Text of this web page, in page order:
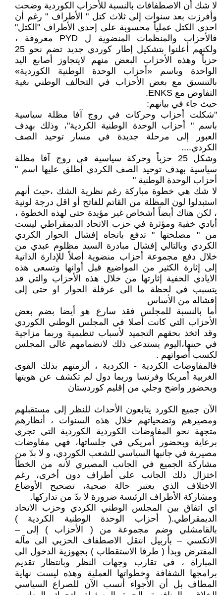
لا شك أن الاصطفافات بالنسبة للأحزاب الكوردية وضحت
وأفرزت بعد سنوات إلى ثلاث كتل " الأطراف " رغم أن
احدي الكتل عملياً محسوبة على إحدى الأطراف "الكتل"
فالأحزاب والمنظمات المنضوية ل PYD معروفة ،
ولكنهم أعلنوا بتشكيل إطار كوردي جديد تضم نحو 25
حزباً وهذه الأحزاب البعض منهم لايتجاوز أصابع اليد
الواحدة وباسم «أحزاب الوحدة الوطنية الكوردية»
بالتنسيق مع بعض الأحزاب في التحالف الوطني بغية
التفاوض مع ENKS.
حيث جاء في بيانهم:
"شكلت أحزاب وحركات في روج آفا مظلة سياسية
باسم " أحزاب الوحدة الوطنية الكردية"، وذلك بهدف
العبور إلى مرحلة جديدة في مسار توحيد الصف
الكردي....
وشكل 25 حزباً وحركة سياسية في روج آفا مظلة
سياسية بهدف توحيد الصف الكردي أطلق عليها اسم "
أحزاب الوحدة الوطنية "
لا شك هي خطوة مباركة رغم نظرية الشك ،حيث أنهم
استبدلوا لون المظلة من القاتم للفاتح أو اقل درجة لونية
، لكن هناك أيضاً أشخاص غير مؤيدة حتى لهذه الخطوة ،
أيادي خفية ومؤثرة في حزب الاتحاد الديمقراطي ليست
من " مصلحتها " تدفع باتجاه إفشال الحوار الكردي
الكردي وبالتالي إفشال مبادرة السيد مظلوم عبدي من
خلال دفع مجموعة أحزاب منضوية أصلاً للإدارة الذاتية
إلى إثارة الكثير من المواضيع قبل أوانها وتسعى هذه
الايادي الخفية إثارتها من خلال هذه الأحزاب والتي قد
يتسبب في لحظة ما الى عرقلة الحوار او حتى إلى
إفشاله من الأساس
أما بالنسبة للمجلس فقد سارع هو أيضا بضم بعض
الأحزاب التي كانت أصلا في المجلس الوطني الكوردي
وقد اتخذ بحقهم التجميد لأسباب تنظيمية وربما مزاجية
في حينها،اليوم يستدعى ذلك لانضمامهم غالى المجلس
لكسب أصواتهم .
فالمفاوضات الكردية - الكردية ، ألزمتهم بذلك القوى
الغربية أمريكا وفرنسا وربما دول لم تكشف عن هويتها
وبحضور واضح وجلي من إقليم كوردستان
الآن جميع الكورد يتابعون الأحداث للنظر إلى مستقبلهم
ومصيرهم وتضحياتهم خلال هذه السنوات ، أنظارهم
متجهة نحو المفاوضات الكوردية الكوردية التي تجري
برعاية وبحضور أمريكي في جلساتها، فهي مفاوضات
مصيرية في جانبها السياسي للشعب الكوردي، و لا بدّ من
مشاركة الجميع في الجانب المصيري لأنه من الخطأ
اختزال ذلك الجانب على أطراف دون أخرى، رغم
الاختلاف الذي يعتبر حالة صحية، تصحيح الأوضاع
ومشاركة الأطراف الرئيسة ضرورة لا بدّ من تداركها.
اي اتفاق بين المجلس الوطني الكردي وحزب الاتحاد
الديمقراطي.( أحزاب الوحدة الوطنية الكردية )
بالقامشلي وضم مجموعة من ( الأحزاب ) إلى –
الانكسي – بأربيل انتقل الاصطفاف الحزبي الى مآله
المفترض وبدأ ( طرفا الاستقطاب ) بجهوزية الدخول الى
المباراة ، في تقارب وجهات النظر وبانتظار تقديم
برامجها الشفافة وخطواتها العملية وهذه ليست نهاية
المطاف بل أن الأجواء أنسب الآن للصراع السياسي